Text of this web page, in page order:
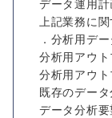
データ運用
上記業務に
．分析用デ
分析用アウ
分析用アウ
既存のデー
データ分析